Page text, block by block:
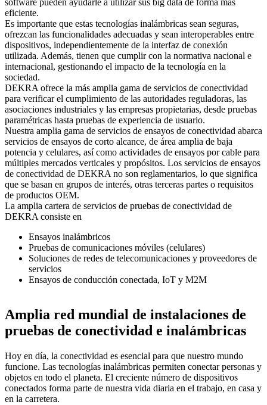
software pueden ayudarle a utilizar sus big data de forma más
eficiente.
Es importante que estas tecnologías inalámbricas sean seguras,
ofrezcan las funcionalidades adecuadas y sean interoperables entre
dispositivos, independientemente de la interfaz de conexión
utilizada. Además, tienen que cumplir con la normativa nacional e
internacional, gestionando el impacto de la tecnología en la
sociedad.
DEKRA ofrece la más amplia gama de servicios de conectividad
para verificar el cumplimiento de las autoridades reguladoras, las
asociaciones industriales y las empresas propietarias, desde pruebas
paramétricas hasta pruebas de experiencia de usuario.
Nuestra amplia gama de servicios de ensayos de conectividad abarca
servicios de ensayos de corto alcance, de área amplia de baja
potencia y celulares, así como actividades de ensayos por cable para
múltiples mercados verticales y propósitos. Los servicios de ensayos
de conectividad de DEKRA no son reglamentarios, lo que significa
que se basan en grupos de interés, otras terceras partes o requisitos
de productos OEM.
La amplia cartera de servicios de pruebas de conectividad de
DEKRA consiste en
Ensayos inalámbricos
Pruebas de comunicaciones móviles (celulares)
Soluciones de redes de telecomunicaciones y proveedores de
servicios
Ensayos de conducción conectada, IoT y M2M
Amplia red mundial de instalaciones de
pruebas de conectividad e inalámbricas
Hoy en día, la conectividad es esencial para que nuestro mundo
funcione. Las tecnologías inalámbricas permiten conectar personas y
objetos en todo el planeta. El creciente número de dispositivos
conectados forma parte de nuestra vida diaria en el trabajo, en casa y
en la carretera.